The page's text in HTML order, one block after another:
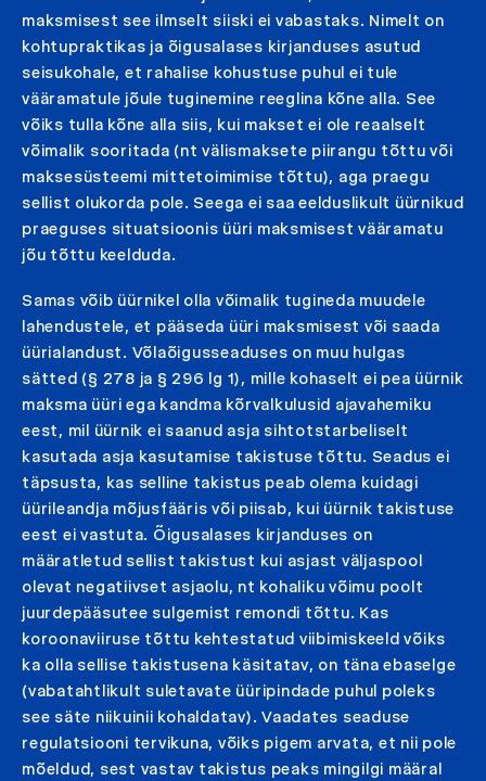
maksmisest see ilmselt siiski ei vabastaks. Nimelt on
kohtupraktikas ja õigusalases kirjanduses asutud
seisukohale, et rahalise kohustuse puhul ei tule
vääramatule jõule tuginemine reeglina kõne alla. See
võiks tulla kõne alla siis, kui makset ei ole reaalselt
võimalik sooritada (nt välismaksete piirangu tõttu või
maksesüsteemi mittetoimimise tõttu), aga praegu
sellist olukorda pole. Seega ei saa eelduslikult üürnikud
praeguses situatsioonis üüri maksmisest vääramatu
jõu tõttu keelduda.
Samas võib üürnikel olla võimalik tugineda muudele
lahendustele, et pääseda üüri maksmisest või saada
üürialandust. Võlaõigusseaduses on muu hulgas
sätted (§ 278 ja § 296 lg 1), mille kohaselt ei pea üürnik
maksma üüri ega kandma kõrvalkulusid ajavahemiku
eest, mil üürnik ei saanud asja sihtotstarbeliselt
kasutada asja kasutamise takistuse tõttu. Seadus ei
täpsusta, kas selline takistus peab olema kuidagi
üürileandja mõjusfääris või piisab, kui üürnik takistuse
eest ei vastuta. Õigusalases kirjanduses on
määratletud sellist takistust kui asjast väljaspool
olevat negatiivset asjaolu, nt kohaliku võimu poolt
juurdepääsutee sulgemist remondi tõttu. Kas
koroonaviiruse tõttu kehtestatud viibimiskeeld võiks
ka olla sellise takistusena käsitatav, on täna ebaselge
(vabatahtlikult suletavate üüripindade puhul poleks
see säte niikuinii kohaldatav). Vaadates seaduse
regulatsiooni tervikuna, võiks pigem arvata, et nii pole
mõeldud, sest vastav takistus peaks mingilgi määral